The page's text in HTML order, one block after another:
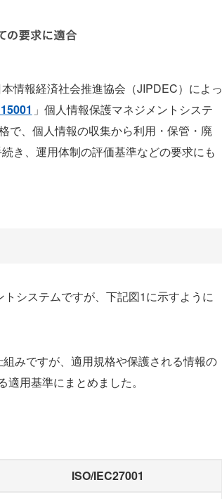
情報経済社会推進協会（JIPDEC）によっ
」個人情報保護マネジメントシステ
で、個人情報の収集から利用・保管・廃
き、運用体制の評価基準などの要求にも
システムですが、下記図1に示すように
みですが、適用規格や保護される情報の
用基準にまとめました。
ISO/IEC27001